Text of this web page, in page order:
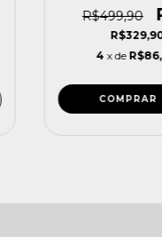
R$499,90
4 x de